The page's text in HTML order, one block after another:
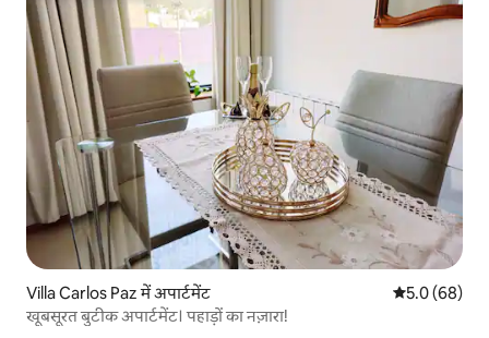
Villa Carlos Paz में अपार्टमेंट औसत रेटिंग 5 में
5.0 (68)
खूबसूरत बुटीक अपार्टमेंट। पहाड़ों का नज़ारा!